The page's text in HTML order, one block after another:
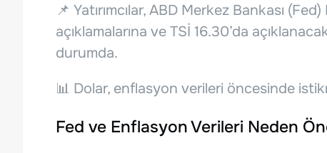
📌 Yatırımcılar, ABD Merkez Bankası
açıklamalarına ve TSİ 16.30’da
durumda.
📊 Dolar, enflasyon verileri öncesinde
Fed ve Enflasyon Verileri Neden